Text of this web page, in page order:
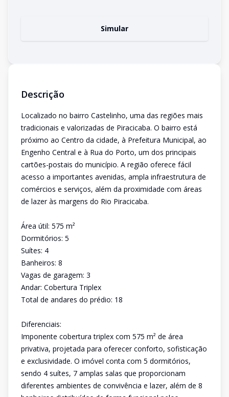
Simular
Descrição
Localizado no bairro Castelinho, uma das regiões mais
tradicionais e valorizadas de Piracicaba. O bairro está
próximo ao Centro da cidade, à Prefeitura Municipal, ao
Engenho Central e à Rua do Porto, um dos principais
cartões-postais do município. A região oferece fácil
acesso a importantes avenidas, ampla infraestrutura de
comércios e serviços, além da proximidade com áreas
de lazer às margens do Rio Piracicaba.
Área útil: 575 m²
Dormitórios: 5
Suítes: 4
Banheiros: 8
Vagas de garagem: 3
Andar: Cobertura Triplex
Total de andares do prédio: 18
Diferenciais:
Imponente cobertura triplex com 575 m² de área
privativa, projetada para oferecer conforto, sofisticação
e exclusividade. O imóvel conta com 5 dormitórios,
sendo 4 suítes, 7 amplas salas que proporcionam
diferentes ambientes de convivência e lazer, além de 8